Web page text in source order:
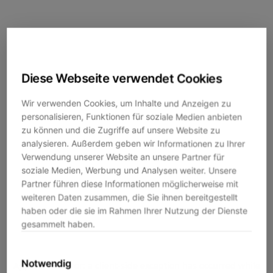
Diese Webseite verwendet Cookies
Wir verwenden Cookies, um Inhalte und Anzeigen zu
personalisieren, Funktionen für soziale Medien anbieten
zu können und die Zugriffe auf unsere Website zu
analysieren. Außerdem geben wir Informationen zu Ihrer
Verwendung unserer Website an unsere Partner für
soziale Medien, Werbung und Analysen weiter. Unsere
Partner führen diese Informationen möglicherweise mit
weiteren Daten zusammen, die Sie ihnen bereitgestellt
haben oder die sie im Rahmen Ihrer Nutzung der Dienste
gesammelt haben.
Notwendig
Application error: a